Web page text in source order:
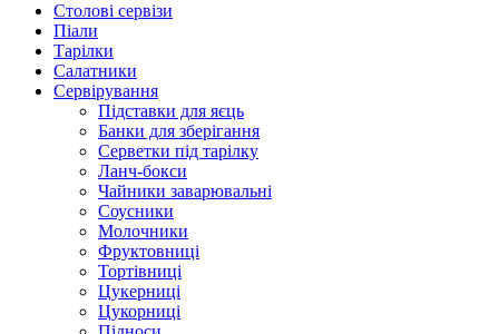
Столові сервізи
Піали
Тарілки
Салатники
Сервірування
Підставки для яєць
Банки для зберігання
Серветки під тарілку
Ланч-бокси
Чайники заварювальні
Соусники
Молочники
Фруктовниці
Тортівниці
Цукерниці
Цукорниці